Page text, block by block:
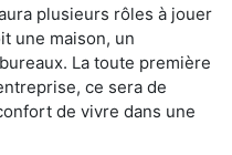
plusieurs rôles à jouer
une maison, un
La toute première
ce sera de
de vivre dans une